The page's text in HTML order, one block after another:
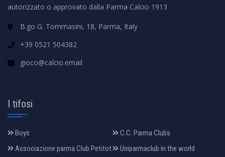
autorizzato o approvato dalla Parma Calcio 1913
B.go G. Tommasini, 18, Parma, Italy
+39 0521 504382
gioco@calcio.email
I tifosi
Boys
C.C. Parma Clubs
Associazione parma Club Petitot
Uniparmaclub in the world